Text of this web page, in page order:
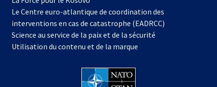
nouvel
onglet
dans
un
nouvel
onglet
Le Centre euro-atlantique de coordination des
interventions en cas de catastrophe (EADRCC)
Science au service de la paix et de la sécurité
Utilisation du contenu et de la marque